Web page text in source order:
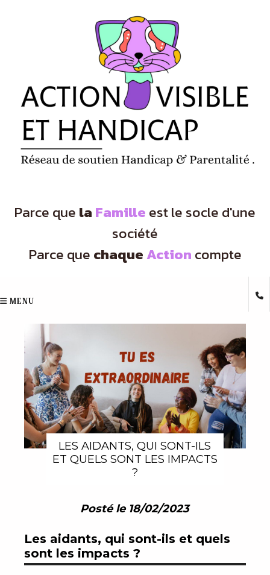
Parce que la Famille est le socle d'une
société
Parce que chaqueAction compte
MENU
LES AIDANTS, QUI SONT-ILS
ET QUELS SONT LES IMPACTS
?
Posté le 18/02/2023
Les aidants, qui sont-ils et quels
sont les impacts ?